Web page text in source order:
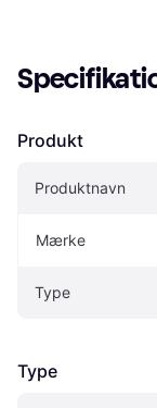
Produkt
Produktnavn
Mærke
Type
Type